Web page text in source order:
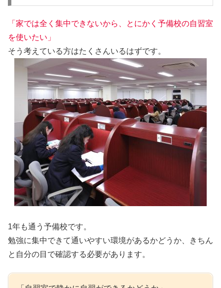
「家では全く集中できないから、とにかく予備校の自習室
を使いたい」
そう考えている方はたくさんいるはずです。
1年も通う予備校です。
勉強に集中できて通いやすい環境があるかどうか、きちん
と自分の目で確認する必要があります。